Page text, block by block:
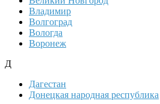
Владимир
Волгоград
Вологда
Воронеж
Д
Дагестан
Донецкая народная республика